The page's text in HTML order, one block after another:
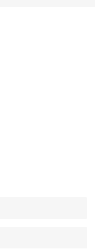
iPad en iPod
op 9 Aug om